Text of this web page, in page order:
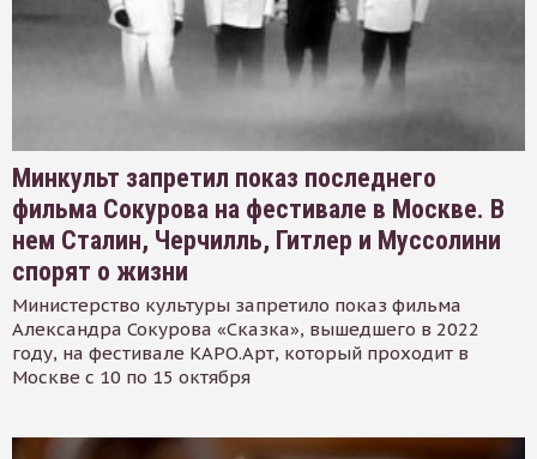
Минкульт запретил показ последнего
фильма Сокурова на фестивале в Москве. В
нем Сталин, Черчилль, Гитлер и Муссолини
спорят о жизни
Министерство культуры запретило показ фильма
Александра Сокурова «Сказка», вышедшего в 2022
году, на фестивале КАРО.Арт, который проходит в
Москве с 10 по 15 октября